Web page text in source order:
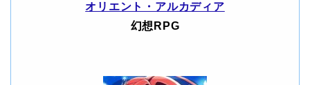
オリエント・アルカディア
幻想RPG